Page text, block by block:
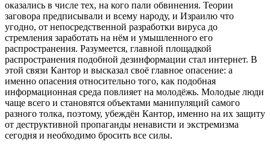
оказались в числе тех, на кого пали обвинения. Теории
заговора предписывали и всему народу, и Израилю что
угодно, от непосредственной разработки вируса до
стремления заработать на нём и умышленного его
распространения. Разумеется, главной площадкой
распространения подобной дезинформации стал интернет. В
этой связи Кантор и высказал своё главное опасение: а
именно опасения относительно того, как подобная
информационная среда повлияет на молодёжь. Молодые люди
чаще всего и становятся объектами манипуляций самого
разного толка, поэтому, убеждён Кантор, именно на их защиту
от деструктивной пропаганды ненависти и экстремизма
сегодня и необходимо бросить все силы.